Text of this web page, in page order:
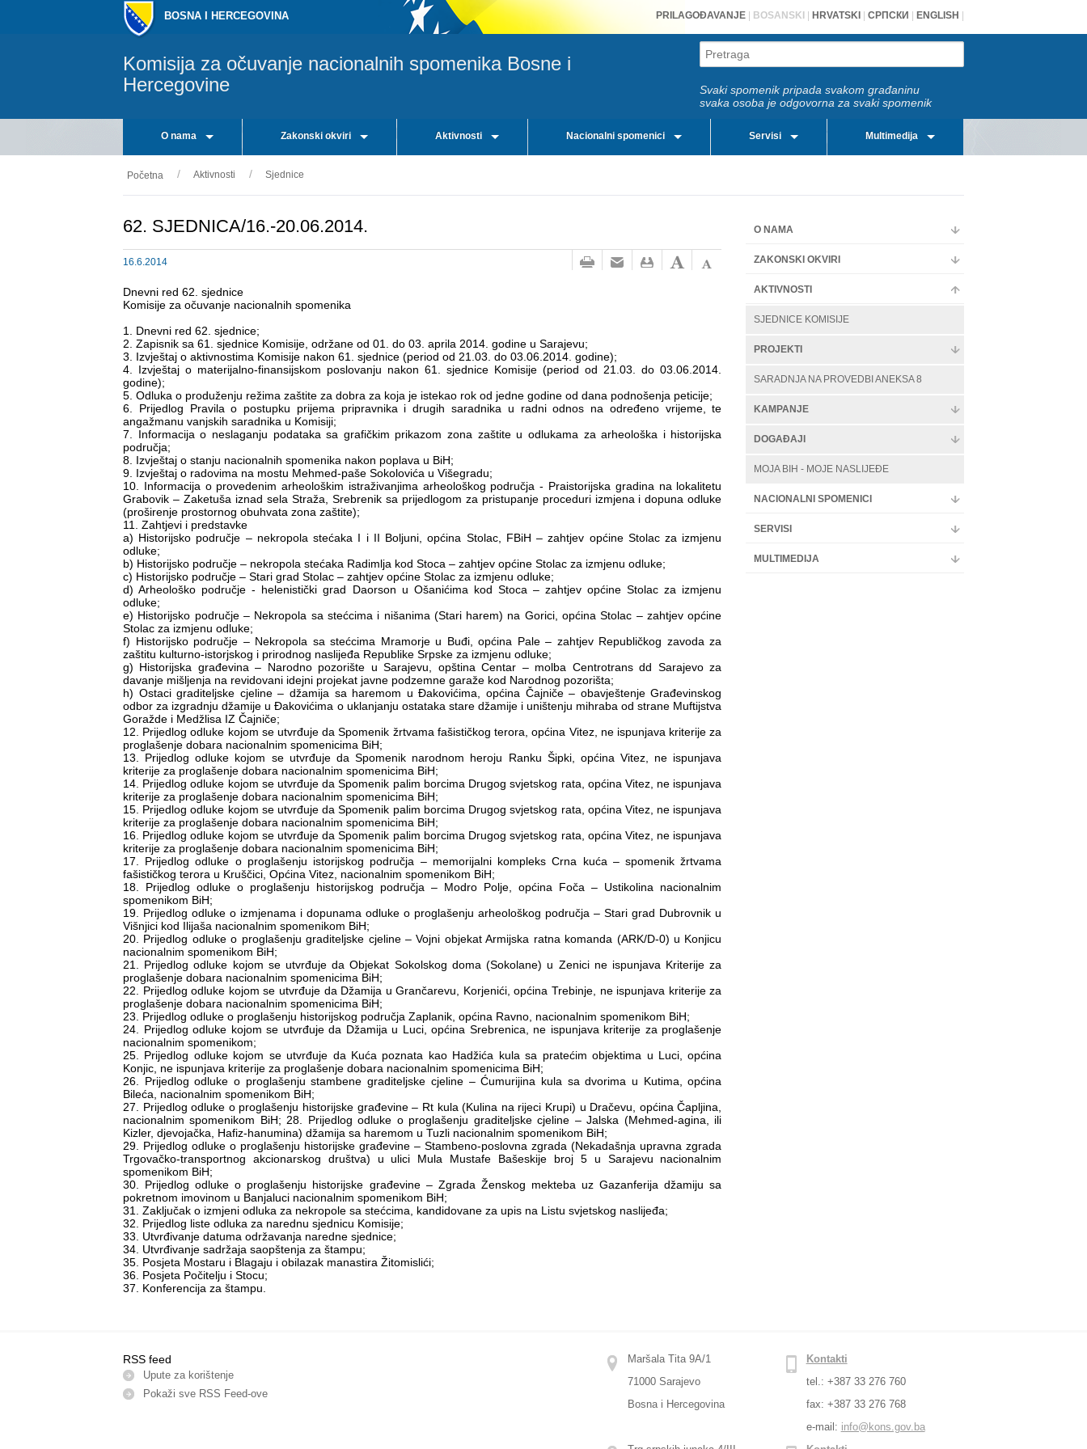
BOSNA I HERCEGOVINA PRILAGOĐAVANJE BOSANSKI HRVATSKI СРПСКИ ENGLISH
Komisija za očuvanje nacionalnih spomenika Bosne i
Hercegovine
Svaki spomenik pripada svakom građaninu
svaka osoba je odgovorna za svaki spomenik
O nama Zakonski okviri Aktivnosti Nacionalni spomenici Servisi Multimedija
Početna Aktivnosti Sjednice
62. SJEDNICA/16.-20.06.2014.
16.6.2014
Dnevni red 62. sjednice
Komisije za očuvanje nacionalnih spomenika
1. Dnevni red 62. sjednice;
2. Zapisnik sa 61. sjednice Komisije, održane od 01. do 03. aprila 2014. godine u Sarajevu;
3. Izvještaj o aktivnostima Komisije nakon 61. sjednice (period od 21.03. do 03.06.2014. godine);
4. Izvještaj o materijalno-finansijskom poslovanju nakon 61. sjednice Komisije (period od 21.03. do 03.06.2014.
godine);
5. Odluka o produženju režima zaštite za dobra za koja je istekao rok od jedne godine od dana podnošenja peticije;
6. Prijedlog Pravila o postupku prijema pripravnika i drugih saradnika u radni odnos na određeno vrijeme, te
angažmanu vanjskih saradnika u Komisiji;
7. Informacija o neslaganju podataka sa grafičkim prikazom zona zaštite u odlukama za arheološka i historijska
područja;
8. Izvještaj o stanju nacionalnih spomenika nakon poplava u BiH;
9. Izvještaj o radovima na mostu Mehmed-paše Sokolovića u Višegradu;
10. Informacija o provedenim arheološkim istraživanjima arheološkog područja - Praistorijska gradina na lokalitetu
Grabovik – Zaketuša iznad sela Straža, Srebrenik sa prijedlogom za pristupanje proceduri izmjena i dopuna odluke
(proširenje prostornog obuhvata zona zaštite);
11. Zahtjevi i predstavke
a) Historijsko područje – nekropola stećaka I i II Boljuni, općina Stolac, FBiH – zahtjev općine Stolac za izmjenu
odluke;
b) Historijsko područje – nekropola stećaka Radimlja kod Stoca – zahtjev općine Stolac za izmjenu odluke;
c) Historijsko područje – Stari grad Stolac – zahtjev općine Stolac za izmjenu odluke;
d) Arheološko područje - helenistički grad Daorson u Ošanićima kod Stoca – zahtjev općine Stolac za izmjenu
odluke;
e) Historijsko područje – Nekropola sa stećcima i nišanima (Stari harem) na Gorici, općina Stolac – zahtjev općine
Stolac za izmjenu odluke;
f) Historijsko područje – Nekropola sa stećcima Mramorje u Buđi, općina Pale – zahtjev Republičkog zavoda za
zaštitu kulturno-istorjskog i prirodnog naslijeđa Republike Srpske za izmjenu odluke;
g) Historijska građevina – Narodno pozorište u Sarajevu, opština Centar – molba Centrotrans dd Sarajevo za
davanje mišljenja na revidovani idejni projekat javne podzemne garaže kod Narodnog pozorišta;
h) Ostaci graditeljske cjeline – džamija sa haremom u Đakovićima, općina Čajniče – obavještenje Građevinskog
odbor za izgradnju džamije u Đakovićima o uklanjanju ostataka stare džamije i uništenju mihraba od strane Muftijstva
Goražde i Medžlisa IZ Čajniče;
12. Prijedlog odluke kojom se utvrđuje da Spomenik žrtvama fašističkog terora, općina Vitez, ne ispunjava kriterije za
proglašenje dobara nacionalnim spomenicima BiH;
13. Prijedlog odluke kojom se utvrđuje da Spomenik narodnom heroju Ranku Šipki, općina Vitez, ne ispunjava
kriterije za proglašenje dobara nacionalnim spomenicima BiH;
14. Prijedlog odluke kojom se utvrđuje da Spomenik palim borcima Drugog svjetskog rata, općina Vitez, ne ispunjava
kriterije za proglašenje dobara nacionalnim spomenicima BiH;
15. Prijedlog odluke kojom se utvrđuje da Spomenik palim borcima Drugog svjetskog rata, općina Vitez, ne ispunjava
kriterije za proglašenje dobara nacionalnim spomenicima BiH;
16. Prijedlog odluke kojom se utvrđuje da Spomenik palim borcima Drugog svjetskog rata, općina Vitez, ne ispunjava
kriterije za proglašenje dobara nacionalnim spomenicima BiH;
17. Prijedlog odluke o proglašenju istorijskog područja – memorijalni kompleks Crna kuća – spomenik žrtvama
fašističkog terora u Kruščici, Općina Vitez, nacionalnim spomenikom BiH;
18. Prijedlog odluke o proglašenju historijskog područja – Modro Polje, općina Foča – Ustikolina nacionalnim
spomenikom BiH;
19. Prijedlog odluke o izmjenama i dopunama odluke o proglašenju arheološkog područja – Stari grad Dubrovnik u
Višnjici kod Ilijaša nacionalnim spomenikom BiH;
20. Prijedlog odluke o proglašenju graditeljske cjeline – Vojni objekat Armijska ratna komanda (ARK/D-0) u Konjicu
nacionalnim spomenikom BiH;
21. Prijedlog odluke kojom se utvrđuje da Objekat Sokolskog doma (Sokolane) u Zenici ne ispunjava Kriterije za
proglašenje dobara nacionalnim spomenicima BiH;
22. Prijedlog odluke kojom se utvrđuje da Džamija u Grančarevu, Korjenići, općina Trebinje, ne ispunjava kriterije za
proglašenje dobara nacionalnim spomenicima BiH;
23. Prijedlog odluke o proglašenju historijskog područja Zaplanik, općina Ravno, nacionalnim spomenikom BiH;
24. Prijedlog odluke kojom se utvrđuje da Džamija u Luci, općina Srebrenica, ne ispunjava kriterije za proglašenje
nacionalnim spomenikom;
25. Prijedlog odluke kojom se utvrđuje da Kuća poznata kao Hadžića kula sa pratećim objektima u Luci, općina
Konjic, ne ispunjava kriterije za proglašenje dobara nacionalnim spomenicima BiH;
26. Prijedlog odluke o proglašenju stambene graditeljske cjeline – Ćumurijina kula sa dvorima u Kutima, općina
Bileća, nacionalnim spomenikom BiH;
27. Prijedlog odluke o proglašenju historijske građevine – Rt kula (Kulina na rijeci Krupi) u Dračevu, općina Čapljina,
nacionalnim spomenikom BiH; 28. Prijedlog odluke o proglašenju graditeljske cjeline – Jalska (Mehmed-agina, ili
Kizler, djevojačka, Hafiz-hanumina) džamija sa haremom u Tuzli nacionalnim spomenikom BiH;
29. Prijedlog odluke o proglašenju historijske građevine – Stambeno-poslovna zgrada (Nekadašnja upravna zgrada
Trgovačko-transportnog akcionarskog društva) u ulici Mula Mustafe Bašeskije broj 5 u Sarajevu nacionalnim
spomenikom BiH;
30. Prijedlog odluke o proglašenju historijske građevine – Zgrada Ženskog mekteba uz Gazanferija džamiju sa
pokretnom imovinom u Banjaluci nacionalnim spomenikom BiH;
31. Zaključak o izmjeni odluka za nekropole sa stećcima, kandidovane za upis na Listu svjetskog naslijeđa;
32. Prijedlog liste odluka za narednu sjednicu Komisije;
33. Utvrđivanje datuma održavanja naredne sjednice;
34. Utvrđivanje sadržaja saopštenja za štampu;
35. Posjeta Mostaru i Blagaju i obilazak manastira Žitomislići;
36. Posjeta Počitelju i Stocu;
37. Konferencija za štampu.
O NAMA
ZAKONSKI OKVIRI
AKTIVNOSTI
SJEDNICE KOMISIJE
PROJEKTI
SARADNJA NA PROVEDBI ANEKSA 8
KAMPANJE
DOGAĐAJI
MOJA BIH - MOJE NASLIJEĐE
NACIONALNI SPOMENICI
SERVISI
MULTIMEDIJA
RSS feed
Upute za korištenje
Pokaži sve RSS Feed-оve
Maršala Tita 9A/1
71000 Sarajevo
Bosna i Hercegovina
Kontakti
tel.: +387 33 276 760
fax: +387 33 276 768
e-mail: info@kons.gov.ba